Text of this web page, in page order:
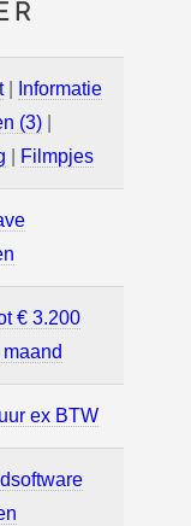
|
Informatie
(3)
Filmpjes
€ 3.200
ex BTW